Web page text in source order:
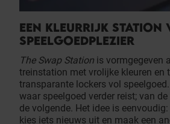
EEN KLEURRIJK STATION
SPEELGOEDPLEZIER
The Swap Station is vormgegeven
treinstation met vrolijke kleuren en
transparante lockers vol
waar speelgoed verder reist; van
de volgende. Het idee is
kies iets nieuws uit en maak een